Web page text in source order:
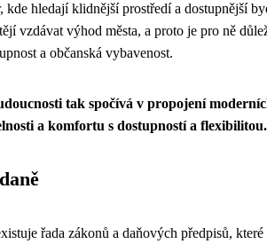
kde hledají klidnější prostředí a dostupnější
vzdávat výhod města, a proto je pro ně
a občanská vybavenost.
tak spočívá v propojení
a komfortu s dostupností a flexibilitou.
řada zákonů a daňových předpisů, které